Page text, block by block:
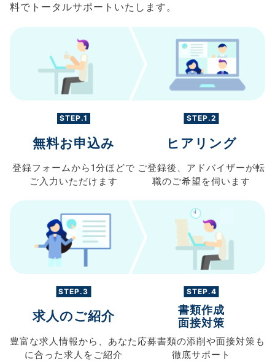
料でトータルサポートいたします。
STEP.1
無料お申込み
登録フォームから 1分ほどで
ご入力 いただけます
STEP.2
ヒアリング
ご登録後、 アドバイザーが転
職のご希望を伺います
STEP.3
求人のご紹介
豊富な求人情報から、 あなた
に合った求人を ご紹介
STEP.4
書類作成
面接対策
応募書類の添削や面接対策も
徹底サポート